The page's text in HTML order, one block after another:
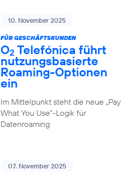
10. November 2025
FÜR GESCHÄFTSKUNDEN
O2 Telefónica führt
nutzungs­basierte
Roaming-Optionen
ein
Im Mittelpunkt steht die neue „Pay
What You Use“-Logik für
Datenroaming
07. November 2025